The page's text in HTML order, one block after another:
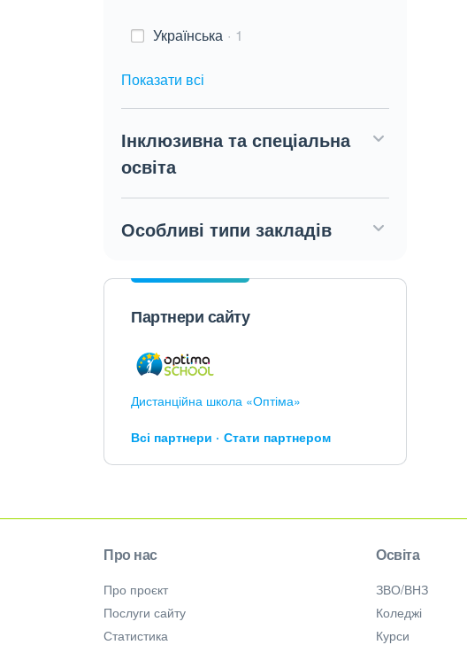
Українська 1
Показати всі
Інклюзивна та спеціальна
освіта
Особливі типи закладів
Партнери сайту
Дистанційна школа «Оптіма»
Всі партнери Стати партнером
Про нас
Про проєкт
Послуги сайту
Статистика
Освіта
ЗВО/ВНЗ
Коледжі
Курси